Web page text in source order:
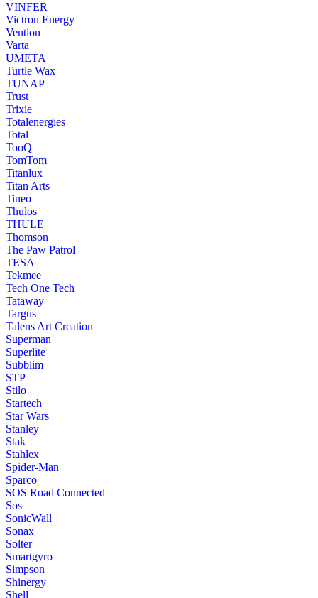
VINFER
Victron Energy
Vention
Varta
UMETA
Turtle Wax
TUNAP
Trust
Trixie
Totalenergies
Total
TooQ
TomTom
Titanlux
Titan Arts
Tineo
Thulos
THULE
Thomson
The Paw Patrol
TESA
Tekmee
Tech One Tech
Tataway
Targus
Talens Art Creation
Superman
Superlite
Subblim
STP
Stilo
Startech
Star Wars
Stanley
Stak
Stahlex
Spider-Man
Sparco
SOS Road Connected
Sos
SonicWall
Sonax
Solter
Smartgyro
Simpson
Shinergy
Shell